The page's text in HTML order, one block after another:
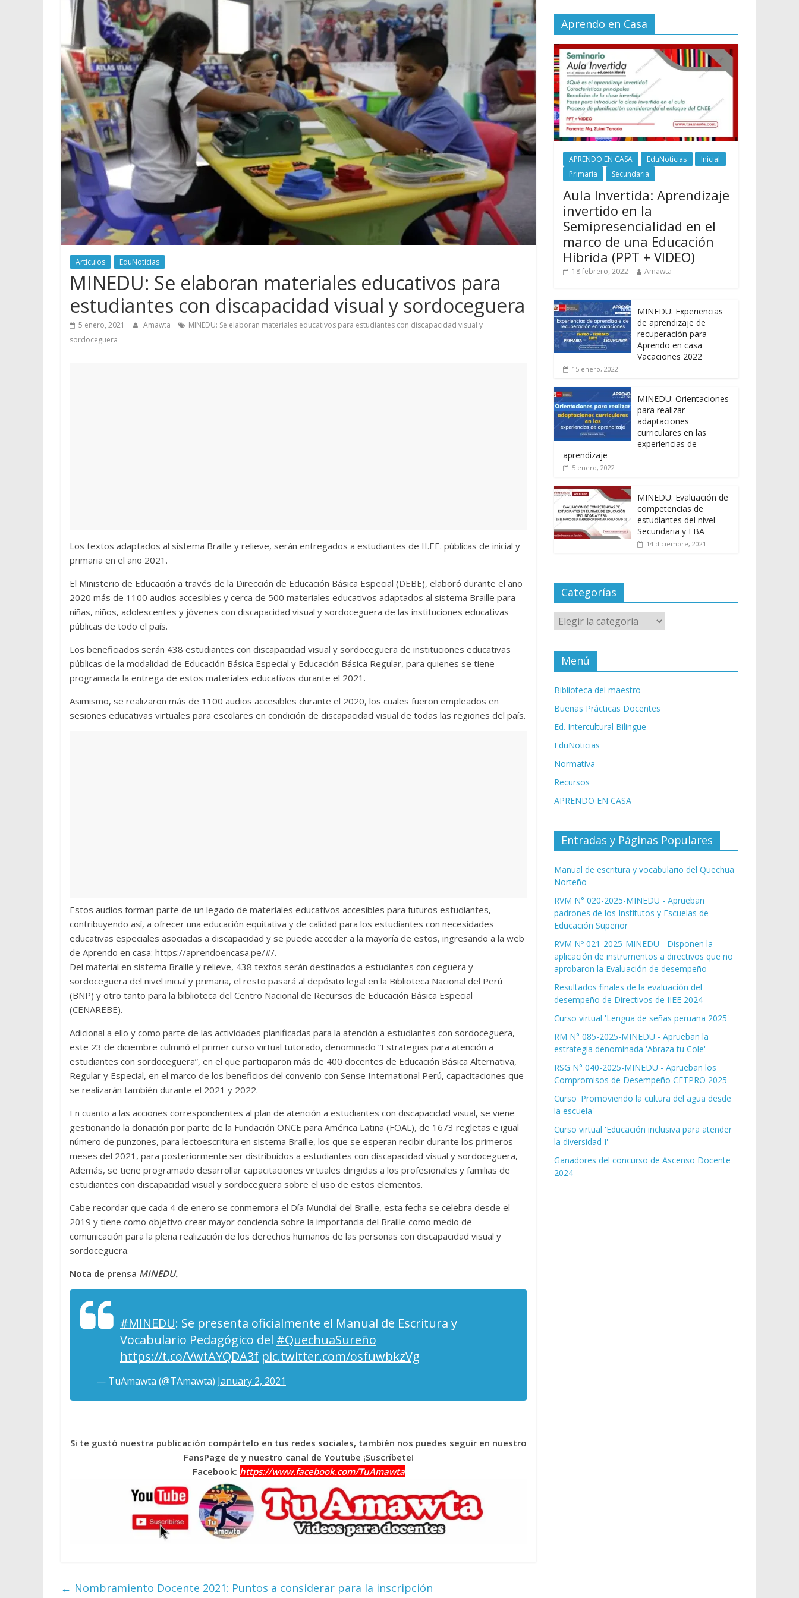
Artículos EduNoticias
MINEDU: Se elaboran materiales educativos para
estudiantes con discapacidad visual y sordoceguera
5 enero, 2021 Amawta
MINEDU: Se elaboran materiales educativos para estudiantes con discapacidad visual y
sordoceguera
Los textos adaptados al sistema Braille y relieve, serán entregados a estudiantes de II.EE. públicas de inicial y
primaria en el año 2021.
El Ministerio de Educación a través de la Dirección de Educación Básica Especial (DEBE), elaboró durante el año
2020 más de 1100 audios accesibles y cerca de 500 materiales educativos adaptados al sistema Braille para
niñas, niños, adolescentes y jóvenes con discapacidad visual y sordoceguera de las instituciones educativas
públicas de todo el país.
Los beneficiados serán 438 estudiantes con discapacidad visual y sordoceguera de instituciones educativas
públicas de la modalidad de Educación Básica Especial y Educación Básica Regular, para quienes se tiene
programada la entrega de estos materiales educativos durante el 2021.
Asimismo, se realizaron más de 1100 audios accesibles durante el 2020, los cuales fueron empleados en
sesiones educativas virtuales para escolares en condición de discapacidad visual de todas las regiones del país.
Estos audios forman parte de un legado de materiales educativos accesibles para futuros estudiantes,
contribuyendo así, a ofrecer una educación equitativa y de calidad para los estudiantes con necesidades
educativas especiales asociadas a discapacidad y se puede acceder a la mayoría de estos, ingresando a la web
de Aprendo en casa: https://aprendoencasa.pe/#/.
Del material en sistema Braille y relieve, 438 textos serán destinados a estudiantes con ceguera y
sordoceguera del nivel inicial y primaria, el resto pasará al depósito legal en la Biblioteca Nacional del Perú
(BNP) y otro tanto para la biblioteca del Centro Nacional de Recursos de Educación Básica Especial
(CENAREBE).
Adicional a ello y como parte de las actividades planificadas para la atención a estudiantes con sordoceguera,
este 23 de diciembre culminó el primer curso virtual tutorado, denominado “Estrategias para atención a
estudiantes con sordoceguera”, en el que participaron más de 400 docentes de Educación Básica Alternativa,
Regular y Especial, en el marco de los beneficios del convenio con Sense International Perú, capacitaciones que
se realizarán también durante el 2021 y 2022.
En cuanto a las acciones correspondientes al plan de atención a estudiantes con discapacidad visual, se viene
gestionando la donación por parte de la Fundación ONCE para América Latina (FOAL), de 1673 regletas e igual
número de punzones, para lectoescritura en sistema Braille, los que se esperan recibir durante los primeros
meses del 2021, para posteriormente ser distribuidos a estudiantes con discapacidad visual y sordoceguera,
Además, se tiene programado desarrollar capacitaciones virtuales dirigidas a los profesionales y familias de
estudiantes con discapacidad visual y sordoceguera sobre el uso de estos elementos.
Cabe recordar que cada 4 de enero se conmemora el Día Mundial del Braille, esta fecha se celebra desde el
2019 y tiene como objetivo crear mayor conciencia sobre la importancia del Braille como medio de
comunicación para la plena realización de los derechos humanos de las personas con discapacidad visual y
sordoceguera.
Nota de prensa MINEDU.
#MINEDU: Se presenta oficialmente el Manual de Escritura y
Vocabulario Pedagógico del #QuechuaSureño
https://t.co/VwtAYQDA3f pic.twitter.com/osfuwbkzVg
— TuAmawta (@TAmawta) January 2, 2021
Si te gustó nuestra publicación compártelo en tus redes sociales, también nos puedes seguir en nuestro
FansPage de y nuestro canal de Youtube ¡Suscríbete!
Facebook: https://www.facebook.com/TuAmawta
← Nombramiento Docente 2021: Puntos a considerar para la inscripción
Aprendo en Casa
APRENDO EN CASA EduNoticias
Inicial
Primaria
Secundaria
Aula Invertida: Aprendizaje
invertido en la
Semipresencialidad en el
marco de una Educación
Híbrida (PPT + VIDEO)
18 febrero, 2022 Amawta
MINEDU: Experiencias
de aprendizaje de
recuperación para
Aprendo en casa
Vacaciones 2022
15 enero, 2022
MINEDU: Orientaciones
para realizar
adaptaciones
curriculares en las
experiencias de
aprendizaje
5 enero, 2022
MINEDU: Evaluación de
competencias de
estudiantes del nivel
Secundaria y EBA
14 diciembre, 2021
Categorías
Categorías
Menú
Biblioteca del maestro
Buenas Prácticas Docentes
Ed. Intercultural Bilingüe
EduNoticias
Normativa
Recursos
APRENDO EN CASA
Entradas y Páginas Populares
Manual de escritura y vocabulario del Quechua
Norteño
RVM N° 020-2025-MINEDU - Aprueban
padrones de los Institutos y Escuelas de
Educación Superior
RVM Nº 021-2025-MINEDU - Disponen la
aplicación de instrumentos a directivos que no
aprobaron la Evaluación de desempeño
Resultados finales de la evaluación del
desempeño de Directivos de IIEE 2024
Curso virtual 'Lengua de señas peruana 2025'
RM N° 085-2025-MINEDU - Aprueban la
estrategia denominada 'Abraza tu Cole'
RSG N° 040-2025-MINEDU - Aprueban los
Compromisos de Desempeño CETPRO 2025
Curso 'Promoviendo la cultura del agua desde
la escuela'
Curso virtual 'Educación inclusiva para atender
la diversidad I'
Ganadores del concurso de Ascenso Docente
2024